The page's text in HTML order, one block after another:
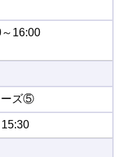
16:00
ーズ⑤